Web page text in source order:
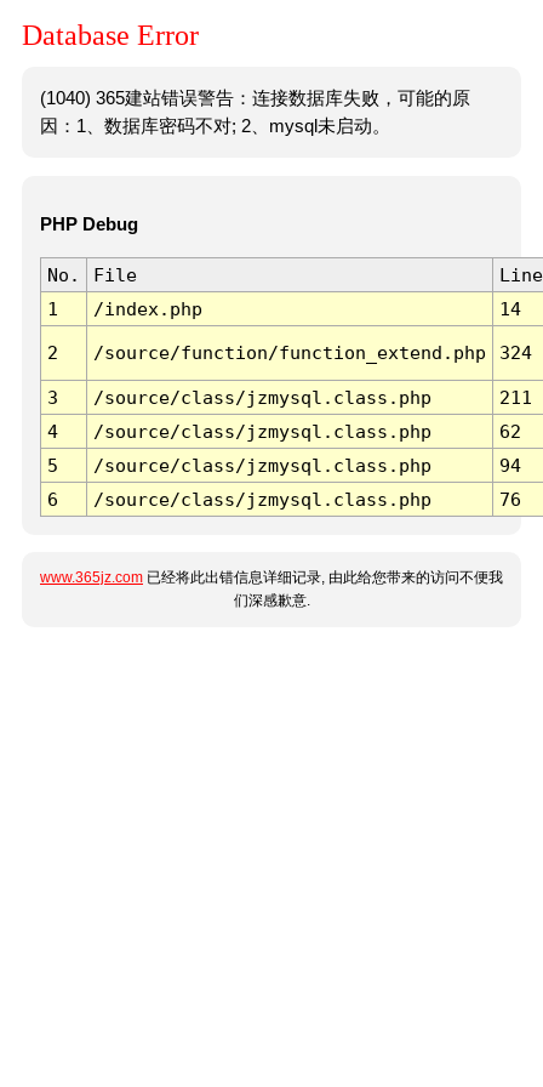
Database Error
(1040) 365建站错误警告：连接数据库失败，可能的原
因：1、数据库密码不对; 2、mysql未启动。
PHP Debug
No. File
Line
1
/index.php 14
2 /source/function/function_extend.php 324
3 /source/class/jzmysql.class.php
211
4
/source/class/jzmysql.class.php
62
5
/source/class/jzmysql.class.php
94
6
/source/class/jzmysql.class.php 76
www.365jz.com 已经将此出错信息详细记录, 由此给您带来的访问不便我
们深感歉意.